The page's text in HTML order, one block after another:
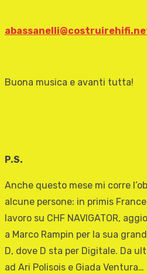
Buona musica e avanti tutta!
P.S.
Anche questo mese mi corre
alcune persone: in primis
lavoro su CHF NAVIGATOR,
a Marco Rampin per la sua
D, dove D sta per Digitale. Da
ad Ari Polisois e Giada